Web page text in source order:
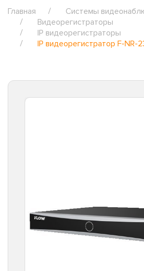
Главная
Системы
Видеорегистраторы
IP видеорегистраторы
IP видеорегистратор F-NR-